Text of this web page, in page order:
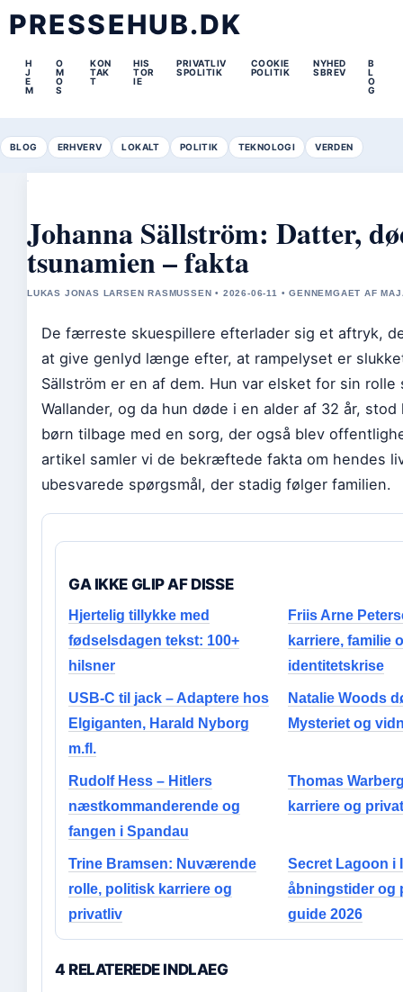
PRESSEHUB.DK
H
J
E
M
O
M
O
S
KON
TAK
T
HIS
TOR
IE
PRIVATLIV
SPOLITIK
COOKIE
POLITIK
NYHED
SBREV
B
L
O
G
BLOG ERHVERV LOKALT POLITIK TEKNOLOGI VERDEN
Johanna Sällström: Datter,
tsunamien – fakta
LUKAS JONAS LARSEN RASMUSSEN • 2026-06-11 • GENNEMGAET AF
De færreste skuespillere efterlader sig et aftryk,
at give genlyd længe efter, at rampelyset er
Sällström er en af dem. Hun var elsket for sin rolle
Wallander, og da hun døde i en alder af 32 år,
børn tilbage med en sorg, der også blev
artikel samler vi de bekræftede fakta om hendes
ubesvarede spørgsmål, der stadig følger familien.
GA IKKE GLIP AF DISSE
Hjertelig tillykke med
fødselsdagen tekst: 100+
hilsner
Friis Arne
karriere, familie
identitetskrise
USB-C til jack – Adaptere hos
Elgiganten, Harald Nyborg
m.fl.
Natalie Woods
Mysteriet og
Rudolf Hess – Hitlers
næstkommanderende og
fangen i Spandau
Thomas
karriere og
Trine Bramsen: Nuværende
rolle, politisk karriere og
privatliv
Secret Lagoon i
åbningstider og
guide 2026
4 RELATEREDE INDLAEG